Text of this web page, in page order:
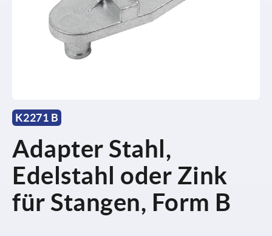
K2271 B
Adapter Stahl,
Edelstahl oder Zink
für Stangen, Form B